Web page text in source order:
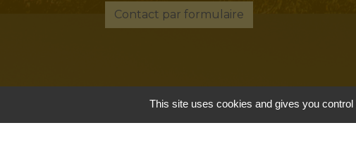
Contact par formulaire
This site uses cookies and gives you